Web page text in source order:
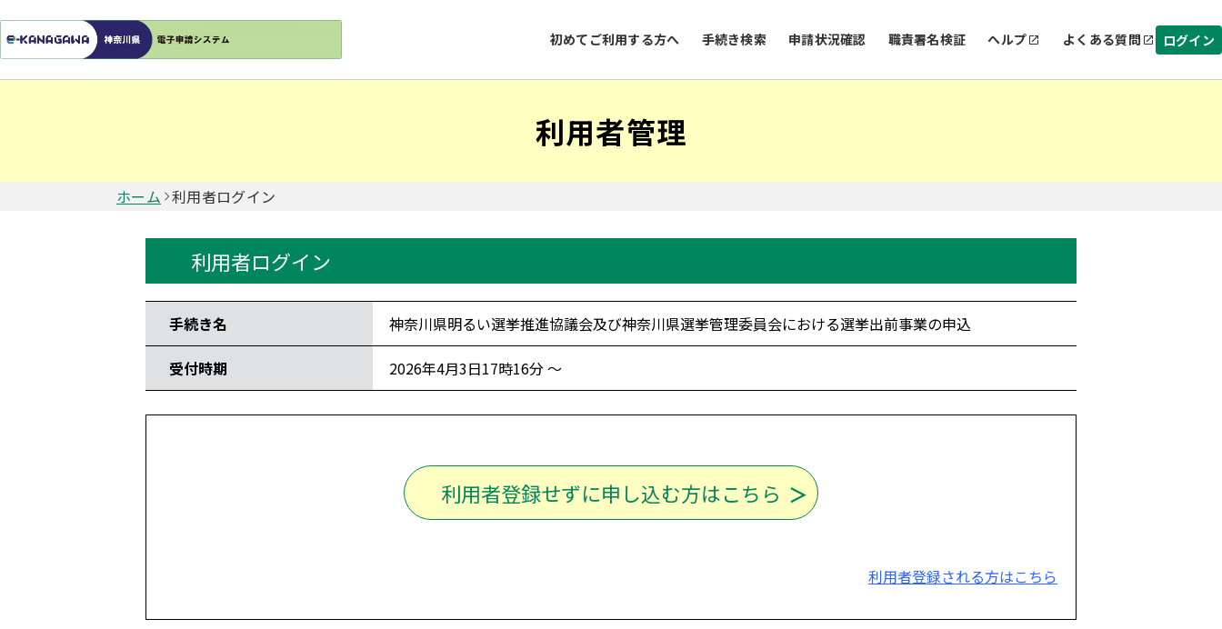
初めてご利用する方へ 手続き検索 申請状況確認 職責署名検証 ヘルプ よくある質問 ログイン
利用者管理
ホーム 利用者ログイン
利用者ログイン
手続き名 神奈川県明るい選挙推進協議会及び神奈川県選挙管理委員会における選挙出前事業の申込
受付時期 2026年4月3日17時16分 ～
利用者登録せずに申し込む方はこちら
利用者登録される方はこちら